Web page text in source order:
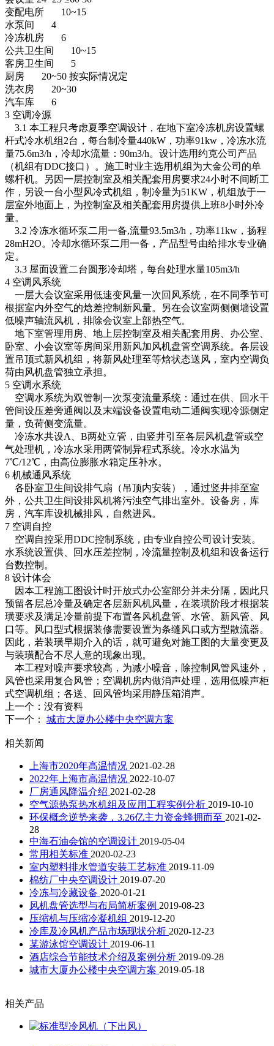
变配电所 10~15
水泵间 4
冷冻机房 6
公共卫生间 10~15
客房卫生间 5
厨房 20~50 按实际情况定
洗衣房 20~30
汽车库 6
3 空调冷源
3.1 本工程只考虑夏季空调设计，在地下室冷冻机房设置螺
杆式冷水机组2台，每台制冷量440kW，功率91kw，冷冻水流
量75.6m3/h，冷却水流量：90m3/h。设计选用约克公司产品
（机组有DDC接口）。施工时业主选用机组为大金公司的单
螺杆机。另因一层控制室及相关配套用房要求24小时不间断工
作，另设一台小型风冷式机组，制冷量为51KW，机组放于一
层室外地面上，为控制室及相关配套用房提供上班8小时外冷
量。
3.2 冷冻水循环泵二用一备,流量93.5m3/h，功率11kw，扬程
28mH2O。冷却水循环泵二用一备，产品型号由给排水专业确
定。
3.3 屋面设置二台圆形冷却塔，每台处理水量105m3/h
4 空调风系统
一层大会议室采用低速变风量一次回风系统，在不同季节可
根据室内外空气的焓差控制新风量。另在会议室两侧侧墙设置
低噪声轴流风机，排除会议室上部热空气。
地下室管理用房、地上层控制室及相关配套用房、办公室、
卧室、小会议室等房间采用新风加风机盘管空调系统。各层设
置吊顶式新风机组，将新风处理至等焓状态送风，室内空调负
荷由风机盘管独立承担。
5 空调水系统
空调水系统为双管制一次泵变流量系统：通过在供、回水干
管间设压差旁通阀以及末端设备设置电动二通阀实现冷源侧定
量，负荷侧变流量。
冷冻水共设A、B两处立管，由竖井引至各层风机盘管或空
气处理机，冷冻水采用两管制异程式系统。冷水水温为
7℃/12℃，由高位膨胀水箱定压补水。
6 机械通风系统
各卧室卫生间设排气扇（吊顶内安装），通过竖井排至室
外，公共卫生间设排风机将污浊空气排出室外。设备房，库
房，汽车库设机械排风，自然进风。
7 空调自控
空调自控采用DDC控制系统，由专业自控公司设计安装。
水系统设置供、回水压差控制，冷流量控制及机组和设备运行
台数控制。
8 设计体会
因本工程施工图设计时开放式办公室部分并未分隔，因此只
预留各层总冷量及确定各层新风机风量，在装璜阶段才根据装
璜要求及满足冷量前提下布置各风机盘管、水管、新风管、风
口等。风口型式根据装修需要设置为条缝风口或方型散流器。
因此，若装璜早期介入的话，就可避免对施工图的大量变更及
与装璜配合不尽人意的现象出现。
本工程对噪声要求较高，为减小噪音，除控制风管风速外，
风管也采用复合风管；空调机房内做消声处理，选用低噪声柜
式空调机组；各送、回风管均采用静压箱消声。
上一个： 没有资料
下一个： 城市大厦办公楼中央空调方案
相关新闻
上海市2020年高温情况 2021-02-28
2022年上海市高温情况 2022-10-07
厂房通风降温介绍 2021-02-28
空气源热泵热水机组及应用工程实例分析 2019-10-10
环保概念逆势来袭，3.26亿主力资金蜂拥而至 2021-02-
28
中海石油会馆的空调设计 2019-05-04
常用相关标准 2020-02-23
室内塑料排水管道安装工艺标准 2019-11-09
棉纺厂中央空调设计 2019-07-20
冷冻与冷藏设备 2020-01-21
风机盘管选型与布局简析案例 2019-08-23
压缩机与压缩冷凝机组 2019-12-20
冷库及冷风机产品市场现状分析 2020-12-23
某游泳馆空调设计 2019-06-11
酒店综合节能技术介绍及案例分析 2019-09-28
城市大厦办公楼中央空调方案 2019-05-18
相关产品